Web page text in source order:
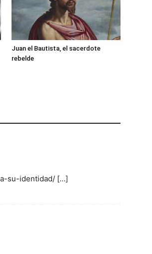
Juan el Bautista, el sacerdote
rebelde
su-identidad/ […]